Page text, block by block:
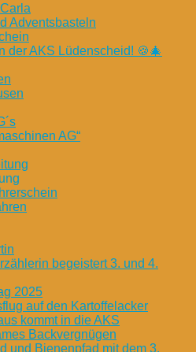
Adventsbasteln
der AKS Lüdenscheid! 🍪🎄
AG“
begeistert 3. und 4.
2025
auf den Kartoffelacker
kommt in die AKS
Backvergnügen
und Bienenpfad mit dem 3.